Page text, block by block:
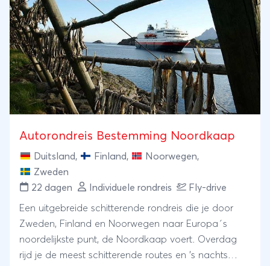
Autorondreis Bestemming Noordkaap
Duitsland, Finland, Noorwegen,
Zweden
22 dagen
Individuele rondreis Fly-drive
Een uitgebreide schitterende rondreis die je door
Zweden, Finland en Noorwegen naar Europa´s
noordelijkste punt, de Noordkaap voert. Overdag
rijd je de meest schitterende routes en ’s nachts